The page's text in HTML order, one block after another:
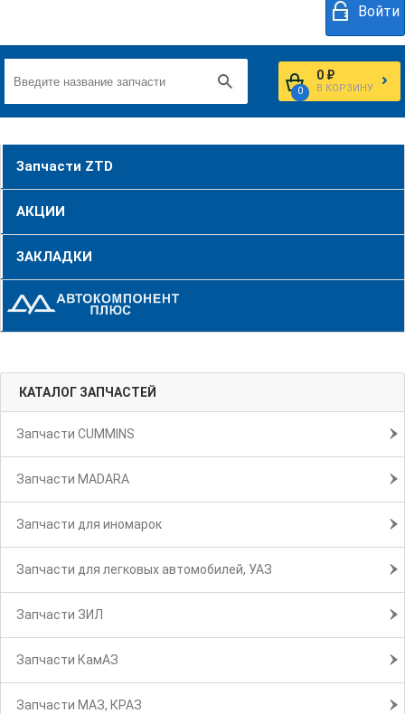
Войти
0
0 ₽
В КОРЗИНУ
Запчасти ZTD
АКЦИИ
ЗАКЛАДКИ
КАТАЛОГ ЗАПЧАСТЕЙ
Запчасти CUMMINS
Запчасти MADARA
Запчасти для иномарок
Запчасти для легковых автомобилей, УАЗ
Запчасти ЗИЛ
Запчасти КамАЗ
Запчасти МАЗ, КРАЗ